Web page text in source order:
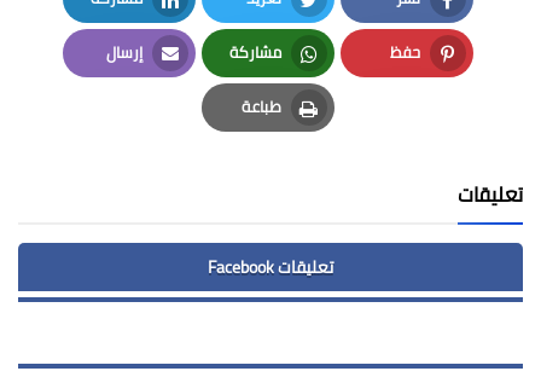
Facebook
Twitter
LinkedIn
حفظ
Pinterest
مشاركة
Whatsapp
إرسال
Email
طباعة
Print
تعليقات
تعليقات Facebook